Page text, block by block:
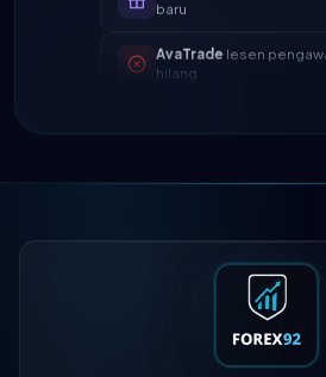
AvaTrade
Tickmill
IC Marketsspread EUR/
dasar leverage diubah
FP Markets— akaun